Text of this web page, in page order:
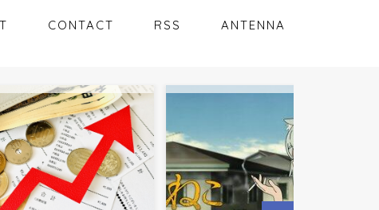
CONTACT RSS ANTENNA